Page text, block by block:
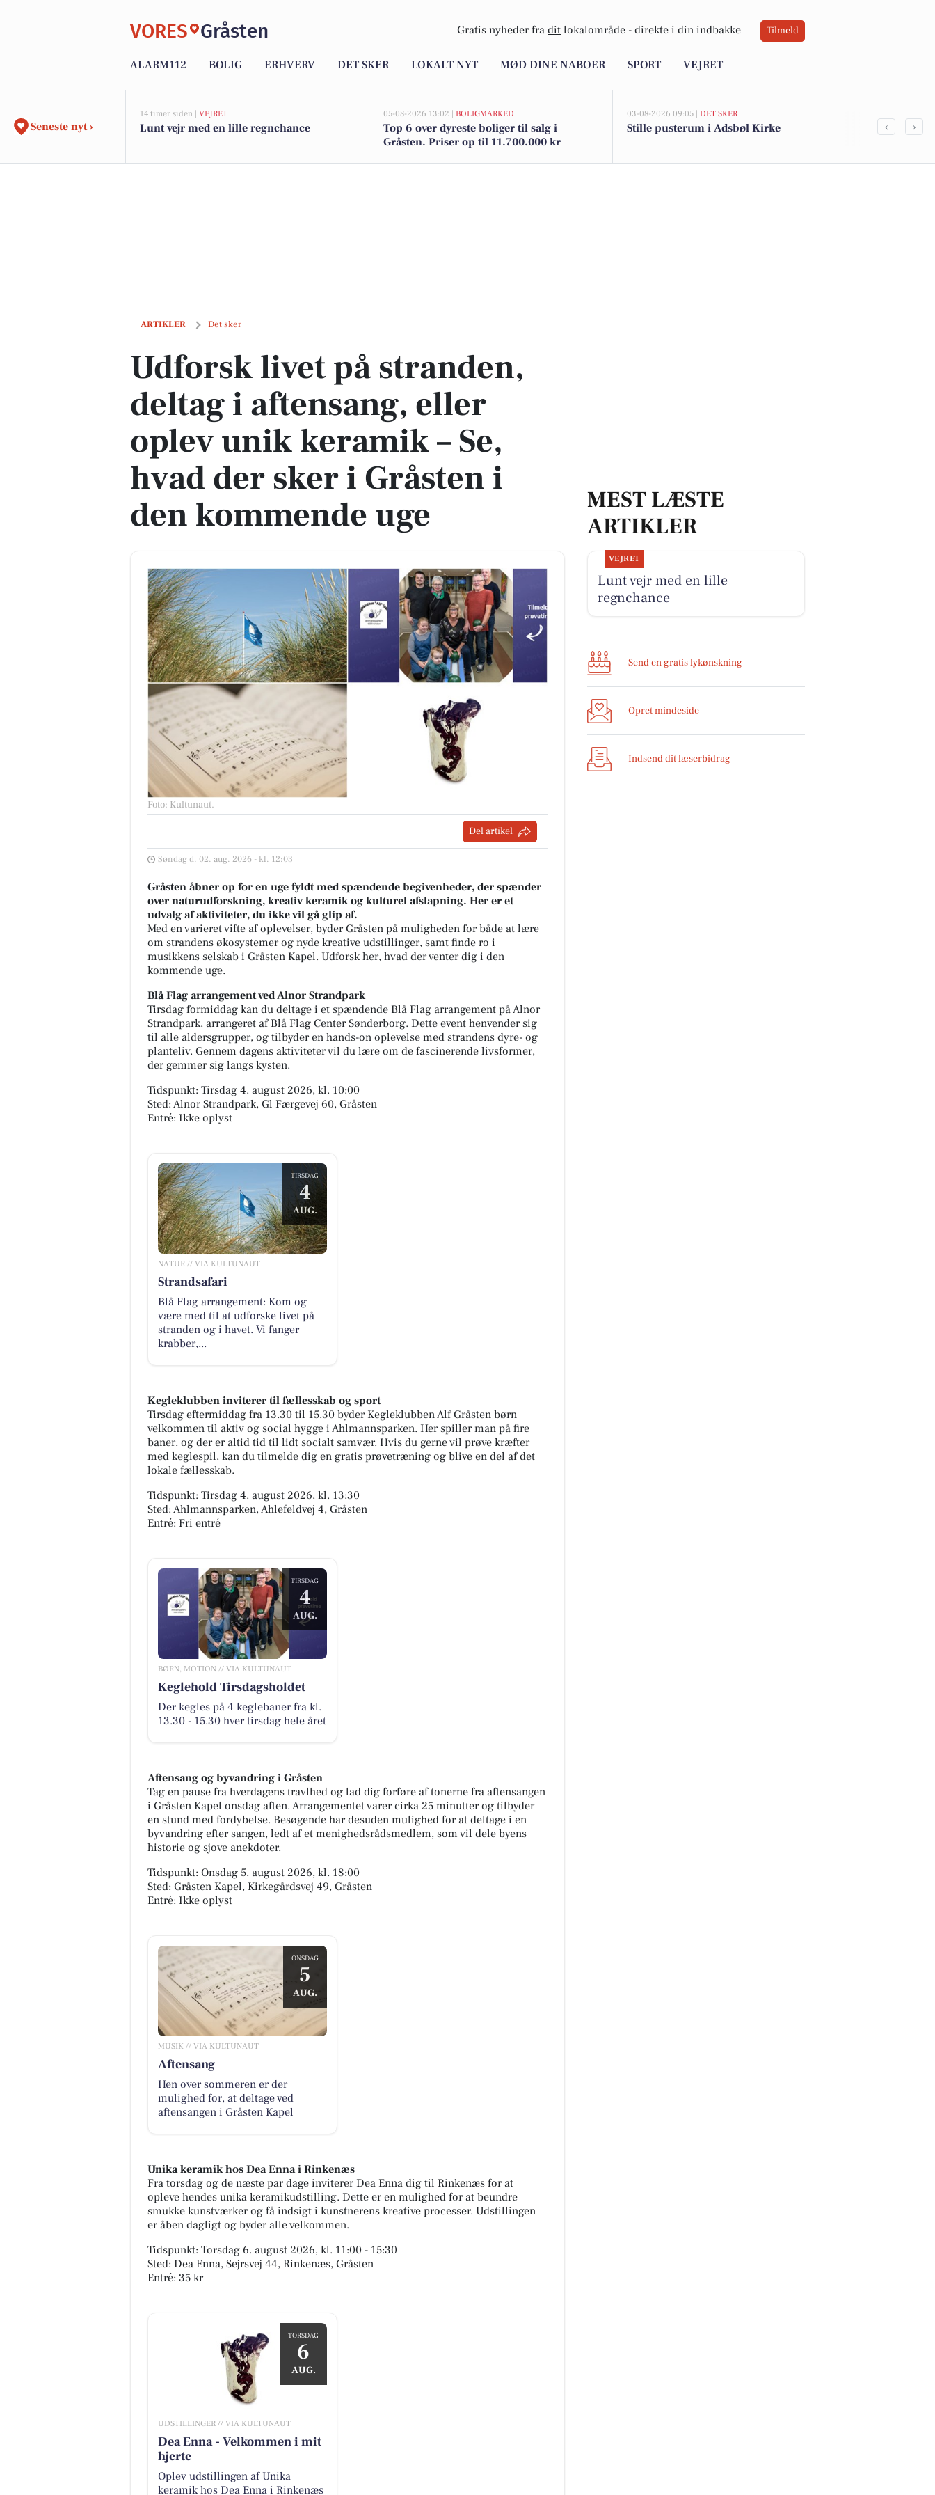
VORES Gråsten Gratis nyheder fra dit lokalområde - direkte i din indbakke Tilmeld
ALARM112 BOLIG ERHVERV DET SKER LOKALT NYT MØD DINE NABOER SPORT VEJRET
Seneste nyt ›
14 timer siden | VEJRET
Lunt vejr med en lille regnchance
05-08-2026 13:02 | BOLIGMARKED
Top 6 over dyreste boliger til salg i
Gråsten. Priser op til 11.700.000 kr
03-08-2026 09:05 | DET SKER
Stille pusterum i Adsbøl Kirke
Oplev
‹ ›
ARTIKLER Det sker
Udforsk livet på stranden, deltag i aftensang, eller oplev unik keramik – Se, hvad der sker i Gråsten i den kommende uge
Udforsk livet på stranden,
deltag i aftensang, eller
oplev unik keramik – Se,
hvad der sker i Gråsten i
den kommende uge
Foto: Kultunaut.
Del artikel
Søndag d. 02. aug. 2026 - kl. 12:03
Gråsten åbner op for en uge fyldt med spændende begivenheder, der spænder
over naturudforskning, kreativ keramik og kulturel afslapning. Her er et
udvalg af aktiviteter, du ikke vil gå glip af.
Med en varieret vifte af oplevelser, byder Gråsten på muligheden for både at lære
om strandens økosystemer og nyde kreative udstillinger, samt finde ro i
musikkens selskab i Gråsten Kapel. Udforsk her, hvad der venter dig i den
kommende uge.
Blå Flag arrangement ved Alnor Strandpark
Tirsdag formiddag kan du deltage i et spændende Blå Flag arrangement på Alnor
Strandpark, arrangeret af Blå Flag Center Sønderborg. Dette event henvender sig
til alle aldersgrupper, og tilbyder en hands-on oplevelse med strandens dyre- og
planteliv. Gennem dagens aktiviteter vil du lære om de fascinerende livsformer,
der gemmer sig langs kysten.
Tidspunkt: Tirsdag 4. august 2026, kl. 10:00
Sted: Alnor Strandpark, Gl Færgevej 60, Gråsten
Entré: Ikke oplyst
TIRSDAG
4
AUG.
NATUR // VIA KULTUNAUT
Strandsafari
Blå Flag arrangement: Kom og
være med til at udforske livet på
stranden og i havet. Vi fanger
krabber,...
Kegleklubben inviterer til fællesskab og sport
Tirsdag eftermiddag fra 13.30 til 15.30 byder Kegleklubben Alf Gråsten børn
velkommen til aktiv og social hygge i Ahlmannsparken. Her spiller man på fire
baner, og der er altid tid til lidt socialt samvær. Hvis du gerne vil prøve kræfter
med keglespil, kan du tilmelde dig en gratis prøvetræning og blive en del af det
lokale fællesskab.
Tidspunkt: Tirsdag 4. august 2026, kl. 13:30
Sted: Ahlmannsparken, Ahlefeldvej 4, Gråsten
Entré: Fri entré
TIRSDAG
4
AUG.
BØRN, MOTION // VIA KULTUNAUT
Keglehold Tirsdagsholdet
Der kegles på 4 keglebaner fra kl.
13.30 - 15.30 hver tirsdag hele året
Aftensang og byvandring i Gråsten
Tag en pause fra hverdagens travlhed og lad dig forføre af tonerne fra aftensangen
i Gråsten Kapel onsdag aften. Arrangementet varer cirka 25 minutter og tilbyder
en stund med fordybelse. Besøgende har desuden mulighed for at deltage i en
byvandring efter sangen, ledt af et menighedsrådsmedlem, som vil dele byens
historie og sjove anekdoter.
Tidspunkt: Onsdag 5. august 2026, kl. 18:00
Sted: Gråsten Kapel, Kirkegårdsvej 49, Gråsten
Entré: Ikke oplyst
ONSDAG
5
AUG.
MUSIK // VIA KULTUNAUT
Aftensang
Hen over sommeren er der
mulighed for, at deltage ved
aftensangen i Gråsten Kapel
Unika keramik hos Dea Enna i Rinkenæs
Fra torsdag og de næste par dage inviterer Dea Enna dig til Rinkenæs for at
opleve hendes unika keramikudstilling. Dette er en mulighed for at beundre
smukke kunstværker og få indsigt i kunstnerens kreative processer. Udstillingen
er åben dagligt og byder alle velkommen.
Tidspunkt: Torsdag 6. august 2026, kl. 11:00 - 15:30
Sted: Dea Enna, Sejrsvej 44, Rinkenæs, Gråsten
Entré: 35 kr
TORSDAG
6
AUG.
UDSTILLINGER // VIA KULTUNAUT
Dea Enna - Velkommen i mit
hjerte
Oplev udstillingen af Unika
keramik hos Dea Enna i Rinkenæs
MEST LÆSTE
ARTIKLER
VEJRET
Lunt vejr med en lille
regnchance
Send en gratis lykønskning
Opret mindeside
Indsend dit læserbidrag